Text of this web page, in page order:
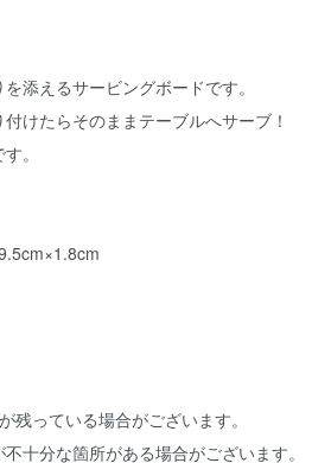
添えるサービングボードです。
けたらそのままテーブルへサーブ！
。
残っている場合がございます。
十分な箇所がある場合がございます。